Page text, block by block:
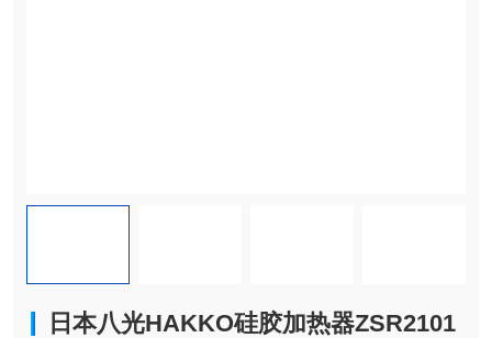
日本八光HAKKO硅胶加热器ZSR2101